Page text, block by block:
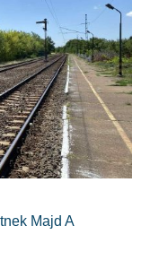
Majd A